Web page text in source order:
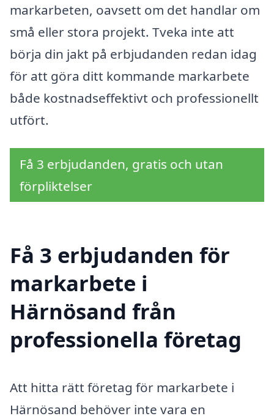
markarbeten, oavsett om det handlar om
små eller stora projekt. Tveka inte att
börja din jakt på erbjudanden redan idag
för att göra ditt kommande markarbete
både kostnadseffektivt och professionellt
utfört.
Få 3 erbjudanden, gratis och utan
förpliktelser
Få 3 erbjudanden för
markarbete i
Härnösand från
professionella företag
Att hitta rätt företag för markarbete i
Härnösand behöver inte vara en